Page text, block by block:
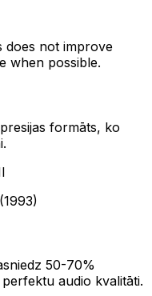
does not improve
when possible.
formāts, ko
50-70%
audio kvalitāti.